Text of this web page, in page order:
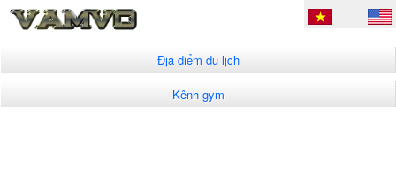
Địa điểm du lịch
Kênh gym